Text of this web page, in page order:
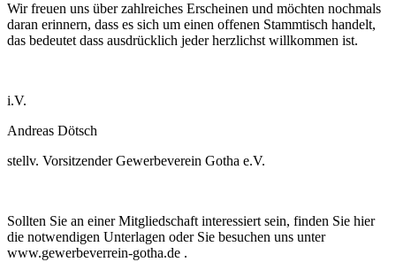
Wir freuen uns über zahlreiches Erscheinen und möchten nochmals
daran erinnern, dass es sich um einen offenen Stammtisch handelt,
das bedeutet dass ausdrücklich jeder herzlichst willkommen ist.
i.V.
Andreas Dötsch
stellv. Vorsitzender Gewerbeverein Gotha e.V.
Sollten Sie an einer Mitgliedschaft interessiert sein, finden Sie hier
die notwendigen Unterlagen oder Sie besuchen uns unter
www.gewerbeverrein-gotha.de .